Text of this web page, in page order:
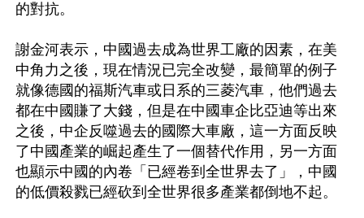
的對抗。
謝金河表示，中國過去成為世界工廠的因素，在美
中角力之後，現在情況已完全改變，最簡單的例子
就像德國的福斯汽車或日系的三菱汽車，他們過去
都在中國賺了大錢，但是在中國車企比亞迪等出來
之後，中企反噬過去的國際大車廠，這一方面反映
了中國產業的崛起產生了一個替代作用，另一方面
也顯示中國的內卷「已經卷到全世界去了」，中國